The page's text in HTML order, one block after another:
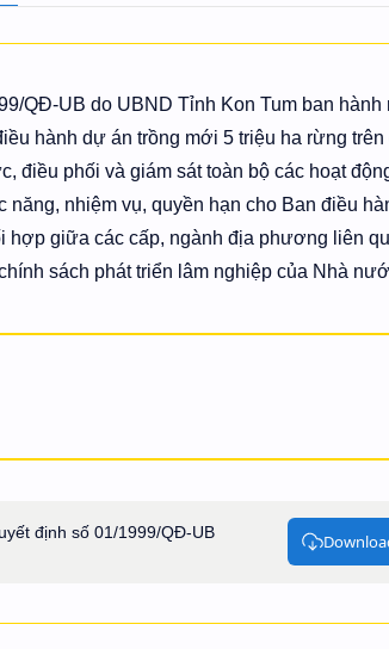
QĐ-UB do UBND Tỉnh Kon Tum ban
hành dự án trồng mới 5 triệu ha rừng
điều phối và giám sát toàn bộ các hoạt
năng, nhiệm vụ, quyền hạn cho Ban điều
hợp giữa các cấp, ngành địa phương liên
sách phát triển lâm nghiệp của Nhà
định số 01/1999/QĐ-UB